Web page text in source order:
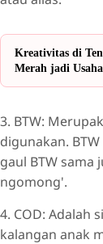
Kreativitas di
Merah jadi
3. BTW:
digunakan.
gaul BTW
ngomong'.
4. COD: Adalah
kalangan anak